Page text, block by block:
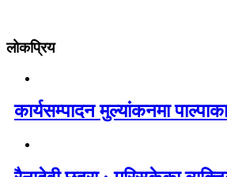
लोकप्रिय
कार्यसम्पादन मुल्यांकनमा